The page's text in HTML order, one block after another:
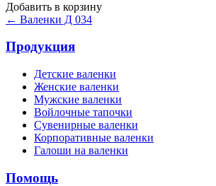
Добавить в корзину
← Валенки Д 034
Продукция
Детские валенки
Женские валенки
Мужские валенки
Войлочные тапочки
Сувенирные валенки
Корпоративные валенки
Галоши на валенки
Помощь